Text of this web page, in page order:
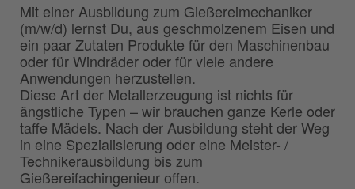
Mit einer Ausbildung zum Gießereimechaniker
(m/w/d) lernst Du, aus geschmolzenem Eisen und
ein paar Zutaten Produkte für den Maschinenbau
oder für Windräder oder für viele andere
Anwendungen herzustellen.
Diese Art der Metallerzeugung ist nichts für
ängstliche Typen – wir brauchen ganze Kerle oder
taffe Mädels. Nach der Ausbildung steht der Weg
in eine Spezialisierung oder eine Meister- /
Technikerausbildung bis zum
Gießereifachingenieur offen.